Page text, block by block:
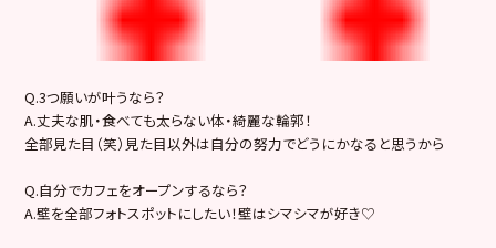
Q.3つ願いが叶うなら？
A.丈夫な肌・食べても太らない体・綺麗な輪郭！
全部見た目（笑）見た目以外は自分の努力でどうにかなると思うから
Q.自分でカフェをオープンするなら？
A.壁を全部フォトスポットにしたい！壁はシマシマが好き♡